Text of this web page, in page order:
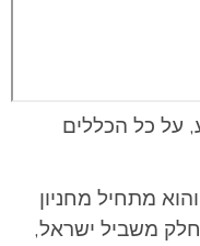
על כל הכללים
הוא כ-1.5 ק״מ, והוא מתחיל מחניון
משביל ישראל,